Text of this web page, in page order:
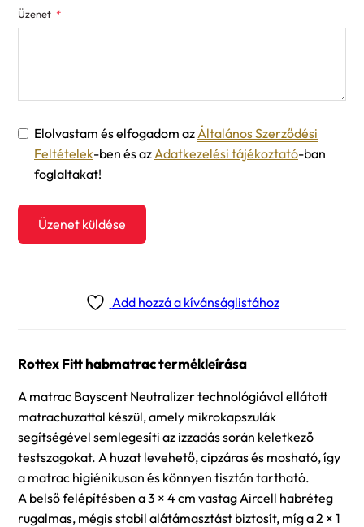
Üzenet
Elolvastam és elfogadom azÁltalános Szerződési
Feltételek-ben és azAdatkezelési tájékoztató-ban
foglaltakat!
Üzenet küldése
Add hozzá a kívánságlistához
Rottex Fitt habmatrac termékleírása
A matrac Bayscent Neutralizer technológiával ellátott
matrachuzattal készül, amely mikrokapszulák
segítségével semlegesíti az izzadás során keletkező
testszagokat. A huzat levehető, cipzáras és mosható, így
a matrac higiénikusan és könnyen tisztán tartható.
A belső felépítésben a 3 × 4 cm vastag Aircell habréteg
rugalmas, mégis stabil alátámasztást biztosít, míg a 2 × 1